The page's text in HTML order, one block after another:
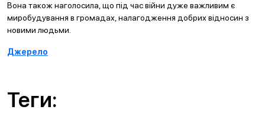
Вона також наголосила, що під час війни дуже важливим є
миробудування в громадах, налагодження добрих відносин з
новими людьми.
Джерело
Теги: